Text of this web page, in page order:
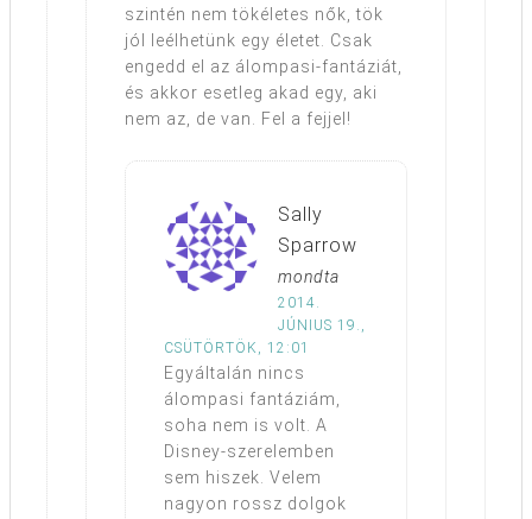
szintén nem tökéletes nők, tök
jól leélhetünk egy életet. Csak
engedd el az álompasi-fantáziát,
és akkor esetleg akad egy, aki
nem az, de van. Fel a fejjel!
Sally
Sparrow
mondta
2014.
JÚNIUS 19.,
CSÜTÖRTÖK, 12:01
Egyáltalán nincs
álompasi fantáziám,
soha nem is volt. A
Disney-szerelemben
sem hiszek. Velem
nagyon rossz dolgok